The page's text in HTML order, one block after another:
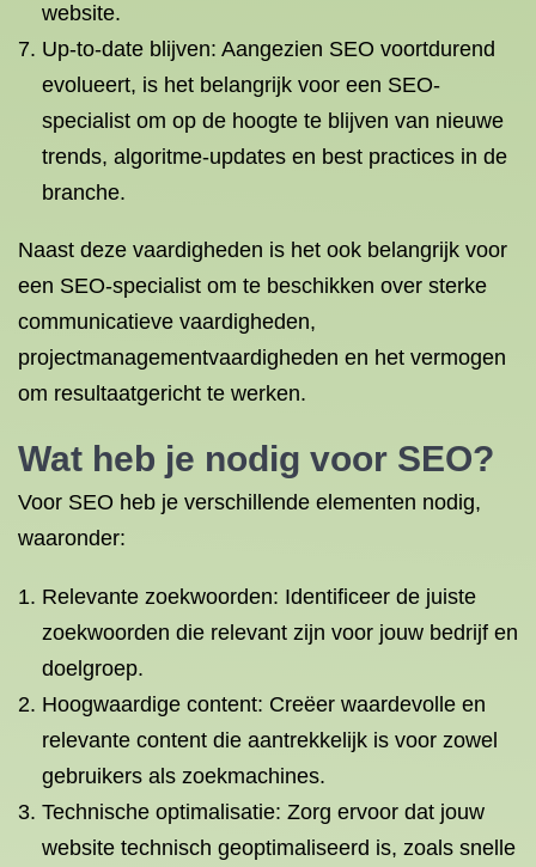
website.
Up-to-date blijven: Aangezien SEO voortdurend
evolueert, is het belangrijk voor een SEO-
specialist om op de hoogte te blijven van nieuwe
trends, algoritme-updates en best practices in de
branche.
Naast deze vaardigheden is het ook belangrijk voor
een SEO-specialist om te beschikken over sterke
communicatieve vaardigheden,
projectmanagementvaardigheden en het vermogen
om resultaatgericht te werken.
Wat heb je nodig voor SEO?
Voor SEO heb je verschillende elementen nodig,
waaronder:
Relevante zoekwoorden: Identificeer de juiste
zoekwoorden die relevant zijn voor jouw bedrijf en
doelgroep.
Hoogwaardige content: Creëer waardevolle en
relevante content die aantrekkelijk is voor zowel
gebruikers als zoekmachines.
Technische optimalisatie: Zorg ervoor dat jouw
website technisch geoptimaliseerd is, zoals snelle